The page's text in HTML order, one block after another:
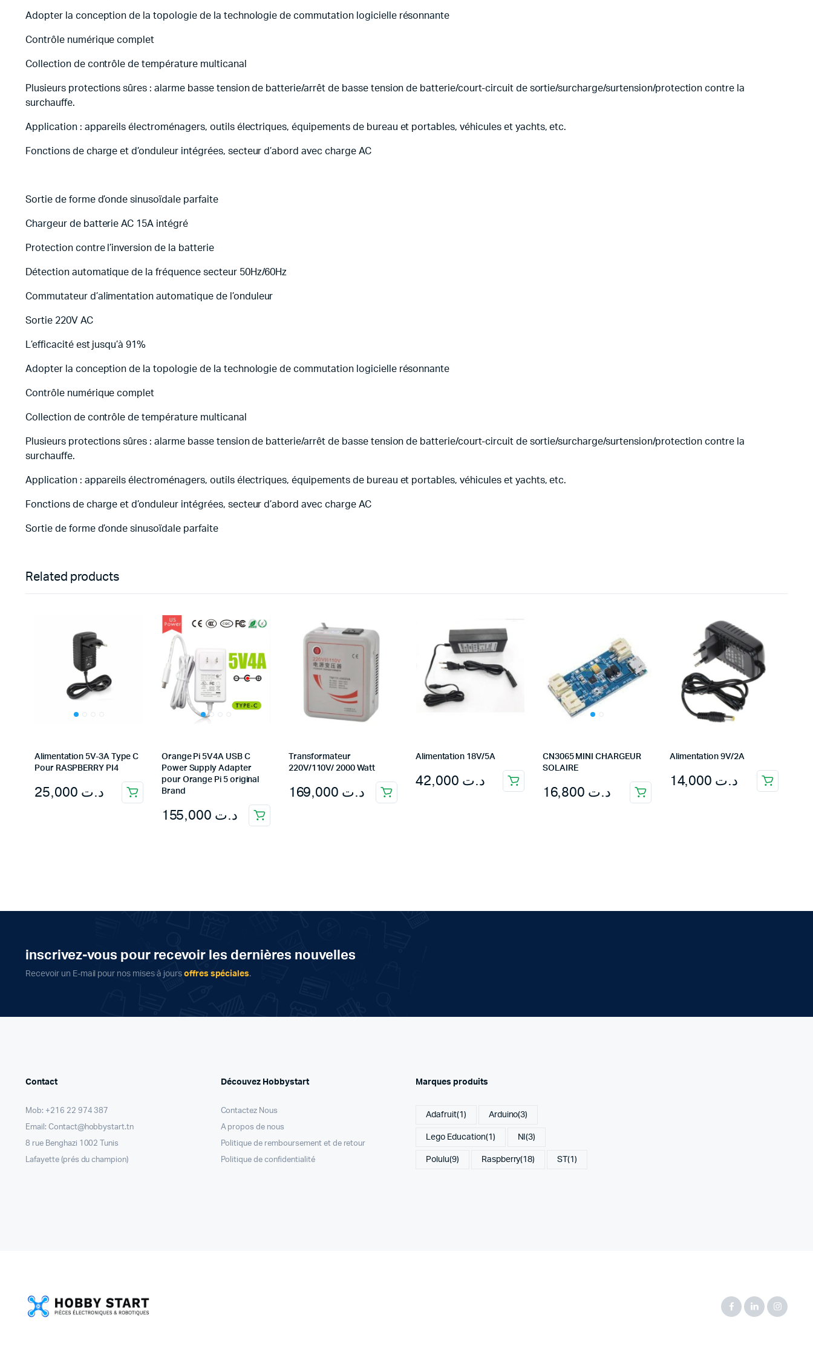
Adopter la conception de la topologie de la technologie de commutation logicielle résonnante
Contrôle numérique complet
Collection de contrôle de température multicanal
Plusieurs protections sûres : alarme basse tension de batterie/arrêt de basse tension de batterie/court-circuit de sortie/surcharge/surtension/protection contre la
surchauffe.
Application : appareils électroménagers, outils électriques, équipements de bureau et portables, véhicules et yachts, etc.
Fonctions de charge et d’onduleur intégrées, secteur d’abord avec charge AC
Sortie de forme d’onde sinusoïdale parfaite
Chargeur de batterie AC 15A intégré
Protection contre l’inversion de la batterie
Détection automatique de la fréquence secteur 50Hz/60Hz
Commutateur d’alimentation automatique de l’onduleur
Sortie 220V AC
L’efficacité est jusqu’à 91%
Adopter la conception de la topologie de la technologie de commutation logicielle résonnante
Contrôle numérique complet
Collection de contrôle de température multicanal
Plusieurs protections sûres : alarme basse tension de batterie/arrêt de basse tension de batterie/court-circuit de sortie/surcharge/surtension/protection contre la
surchauffe.
Application : appareils électroménagers, outils électriques, équipements de bureau et portables, véhicules et yachts, etc.
Fonctions de charge et d’onduleur intégrées, secteur d’abord avec charge AC
Sortie de forme d’onde sinusoïdale parfaite
Related products
Alimentation 5V-3A Type C
Pour RASPBERRY PI4
د.ت
Orange Pi 5V4A USB C
Power Supply Adapter
pour Orange Pi 5 original
Brand
د.ت
Transformateur
220V/110V/ 2000 Watt
د.ت
Alimentation 18V/5A
د.ت
CN3065 MINI CHARGEUR
SOLAIRE
د.ت
Alimentation 9V/2A
د.ت
inscrivez-vous pour recevoir les dernières nouvelles
Recevoir un E-mail pour nos mises à jours offres spéciales.
Contact
Mob: +216 22 974 387
Email: Contact@hobbystart.tn
8 rue Benghazi 1002 Tunis
Lafayette (prés du champion)
Découvez Hobbystart
Contactez Nous
A propos de nous
Politique de remboursement et de retour
Politique de confidentialité
Marques produits
Adafruit(1) Arduino(3)
Lego Education(1) NI(3)
Polulu(9) Raspberry(18) ST(1)